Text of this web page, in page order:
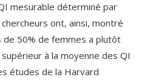
mesurable déterminé par
ont, ainsi, montré
de 50% de femmes a plutôt
à la moyenne des QI
études de la Harvard